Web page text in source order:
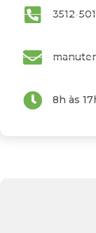
3512-
8h às